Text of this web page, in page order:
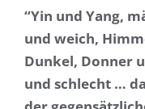
“Yin und Yang,
und weich,
Dunkel, Donner
und schlecht …